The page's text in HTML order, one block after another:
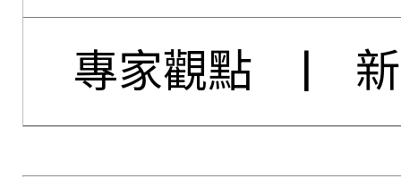
專家觀點
|